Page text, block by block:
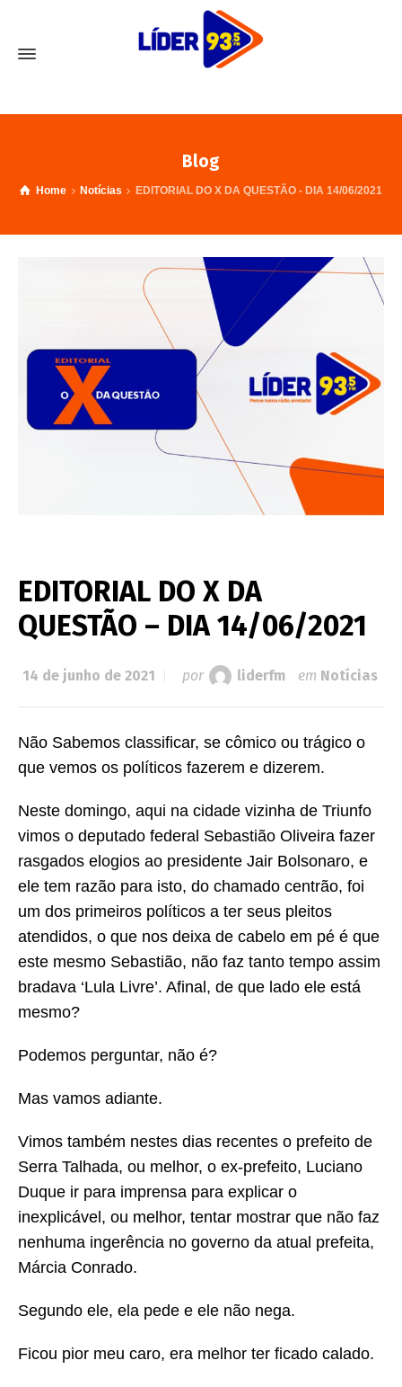
Blog
Home Notícias EDITORIAL DO X DA QUESTÃO - DIA 14/06/2021
EDITORIAL DO X DA
QUESTÃO – DIA 14/06/2021
14 de junho de 2021 por liderfm em Notícias
Não Sabemos classificar, se cômico ou trágico o
que vemos os políticos fazerem e dizerem.
Neste domingo, aqui na cidade vizinha de Triunfo
vimos o deputado federal Sebastião Oliveira fazer
rasgados elogios ao presidente Jair Bolsonaro, e
ele tem razão para isto, do chamado centrão, foi
um dos primeiros políticos a ter seus pleitos
atendidos, o que nos deixa de cabelo em pé é que
este mesmo Sebastião, não faz tanto tempo assim
bradava ‘Lula Livre’. Afinal, de que lado ele está
mesmo?
Podemos perguntar, não é?
Mas vamos adiante.
Vimos também nestes dias recentes o prefeito de
Serra Talhada, ou melhor, o ex-prefeito, Luciano
Duque ir para imprensa para explicar o
inexplicável, ou melhor, tentar mostrar que não faz
nenhuma ingerência no governo da atual prefeita,
Márcia Conrado.
Segundo ele, ela pede e ele não nega.
Ficou pior meu caro, era melhor ter ficado calado.